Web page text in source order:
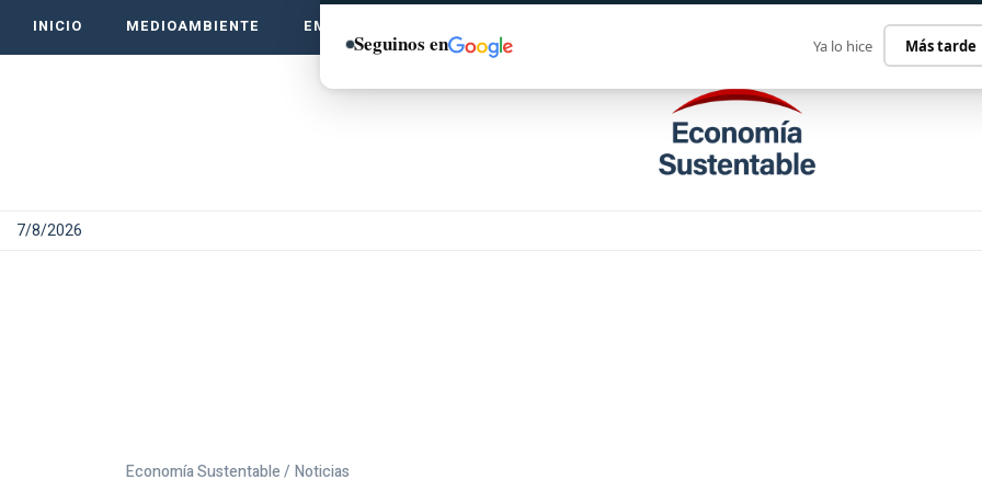
INICIO MEDIOAMBIENTE EMPRENDE VERDE
7/8/2026
Economía Sustentable / Noticias
Seguinos en Ya lo hice Más tarde